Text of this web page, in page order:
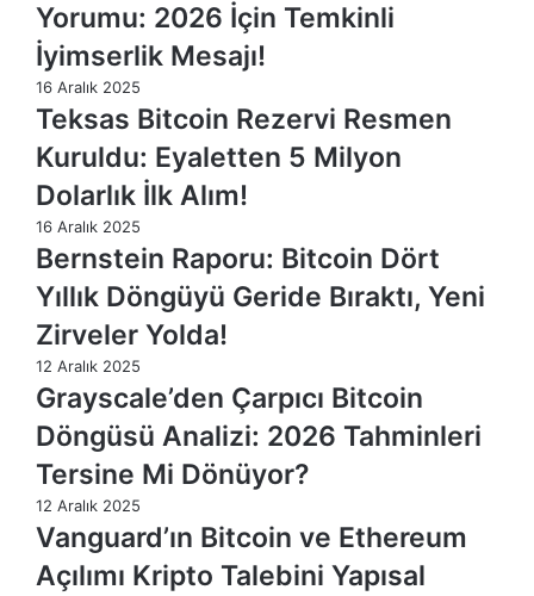
Yorumu: 2026 İçin Temkinli
İyimserlik Mesajı!
16 Aralık 2025
Teksas Bitcoin Rezervi Resmen
Kuruldu: Eyaletten 5 Milyon
Dolarlık İlk Alım!
16 Aralık 2025
Bernstein Raporu: Bitcoin Dört
Yıllık Döngüyü Geride Bıraktı, Yeni
Zirveler Yolda!
12 Aralık 2025
Grayscale’den Çarpıcı Bitcoin
Döngüsü Analizi: 2026 Tahminleri
Tersine Mi Dönüyor?
12 Aralık 2025
Vanguard’ın Bitcoin ve Ethereum
Açılımı Kripto Talebini Yapısal